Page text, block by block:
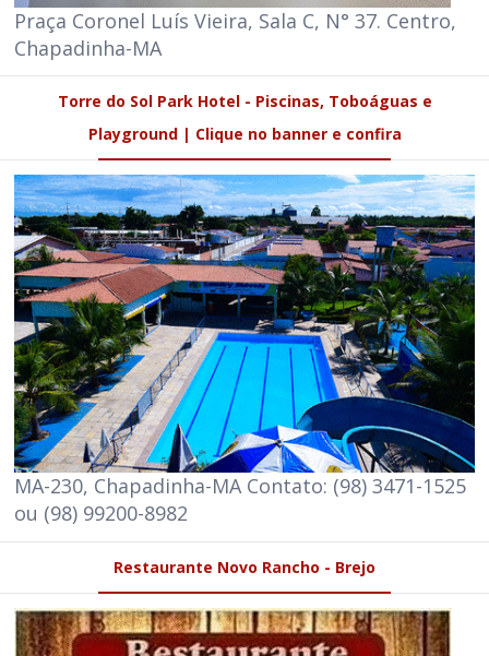
Praça Coronel Luís Vieira, Sala C, N° 37. Centro,
Chapadinha-MA
Torre do Sol Park Hotel - Piscinas, Toboáguas e
Playground | Clique no banner e confira
MA-230, Chapadinha-MA Contato: (98) 3471-1525
ou (98) 99200-8982
Restaurante Novo Rancho - Brejo